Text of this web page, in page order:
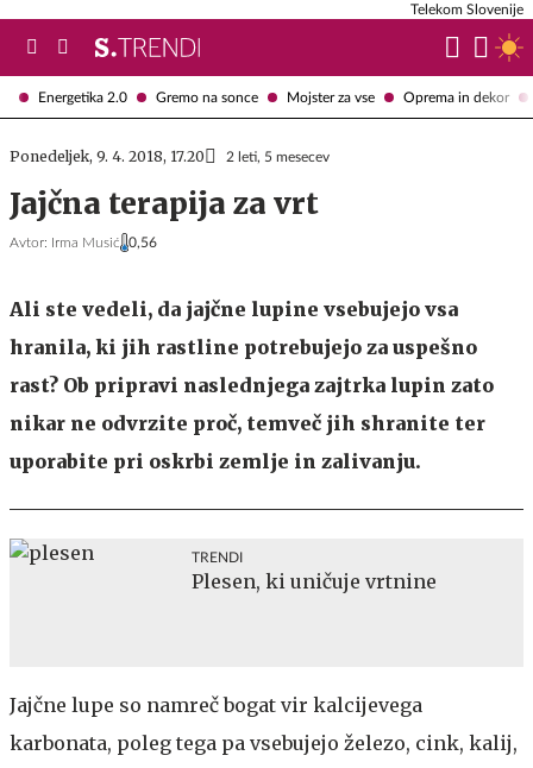
Energetika 2.0 Gremo na sonce Mojster za vse Oprema in dekor
Telekom Slovenije
Ponedeljek, 9. 4. 2018, 17.20 2 leti, 5 mesecev
Jajčna terapija za vrt
Avtor: Irma Musić 0,56
Ali ste vedeli, da jajčne lupine vsebujejo vsa
hranila, ki jih rastline potrebujejo za uspešno
rast? Ob pripravi naslednjega zajtrka lupin zato
nikar ne odvrzite proč, temveč jih shranite ter
uporabite pri oskrbi zemlje in zalivanju.
TRENDI
Plesen, ki uničuje vrtnine
Jajčne lupe so namreč bogat vir kalcijevega
karbonata, poleg tega pa vsebujejo železo, cink, kalij,